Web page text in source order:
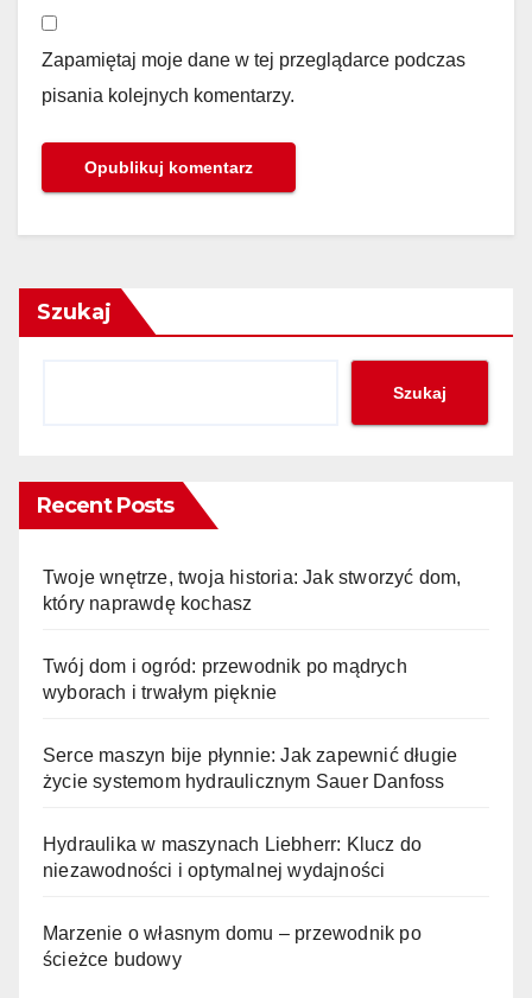
Zapamiętaj moje dane w tej przeglądarce podczas
pisania kolejnych komentarzy.
Szukaj
Szukaj
Recent Posts
Twoje wnętrze, twoja historia: Jak stworzyć dom,
który naprawdę kochasz
Twój dom i ogród: przewodnik po mądrych
wyborach i trwałym pięknie
Serce maszyn bije płynnie: Jak zapewnić długie
życie systemom hydraulicznym Sauer Danfoss
Hydraulika w maszynach Liebherr: Klucz do
niezawodności i optymalnej wydajności
Marzenie o własnym domu – przewodnik po
ścieżce budowy